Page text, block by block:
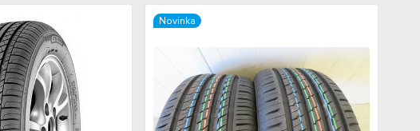
Novinka